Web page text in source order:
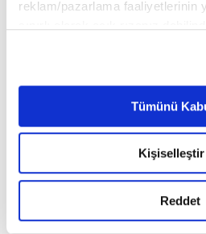
reklam/pazarlama faaliyetlerinin
belirleyebilirsiniz. Çerezlere
Ayarlar butonuna tıklayabilir,
Metnimizi ziyaret edebilirsiniz.
6698 sayılı Kişisel Verilerin
okumak ve sitemizi ziyaretiniz
gerçekleştirilen veri işleme
detaylı bilgi almak için lütfen
Tümünü
Kişiselleştir
Reddet
gıda arz güvenliğinin
Kiralamalar öncelikli olarak
yerleşim yerinde ikamet
alanda faaliyet gösteren
ve vakıflarla gönüllü